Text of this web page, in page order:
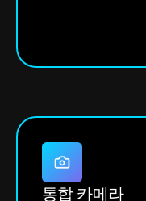
통합 카메라